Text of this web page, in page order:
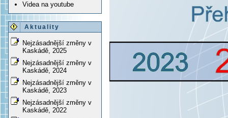
Videa na youtube
Aktuality
Nejzásadnější změny v
Kaskádě, 2025
Nejzásadnější změny v
Kaskádě, 2024
Nejzásadnější změny v
Kaskádě, 2023
Nejzásadnější změny v
Kaskádě, 2022